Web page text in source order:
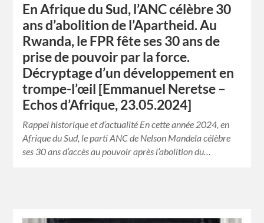
En Afrique du Sud, l’ANC célèbre 30
ans d’abolition de l’Apartheid. Au
Rwanda, le FPR fête ses 30 ans de
prise de pouvoir par la force.
Décryptage d’un développement en
trompe-l’œil [Emmanuel Neretse –
Echos d’Afrique, 23.05.2024]
Rappel historique et d’actualité En cette année 2024, en
Afrique du Sud, le parti ANC de Nelson Mandela célèbre
ses 30 ans d’accès au pouvoir après l’abolition du…